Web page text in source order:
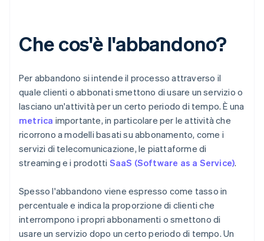
Che cos'è l'abbandono?
Per abbandono si intende il processo attraverso il
quale clienti o abbonati smettono di usare un servizio o
lasciano un'attività per un certo periodo di tempo. È una
metrica importante, in particolare per le attività che
ricorrono a modelli basati su abbonamento, come i
servizi di telecomunicazione, le piattaforme di
streaming e i prodotti SaaS (Software as a Service).
Spesso l'abbandono viene espresso come tasso in
percentuale e indica la proporzione di clienti che
interrompono i propri abbonamenti o smettono di
usare un servizio dopo un certo periodo di tempo. Un